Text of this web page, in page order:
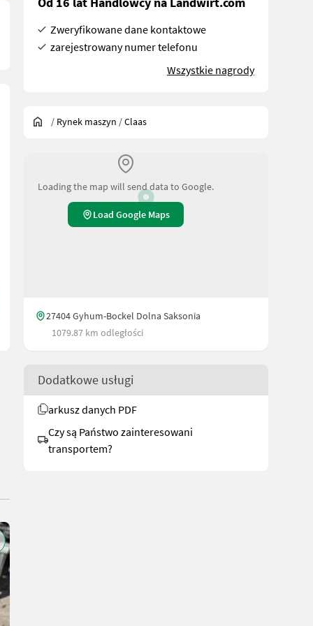
Zweryfikowane dane kontaktowe
zarejestrowany numer telefonu
Wszystkie nagrody
/ Rynek maszyn /Claas
Loading the map will send data to Google.
Load Google Maps
27404 Gyhum-Bockel Dolna Saksonia
1079.87 km odległości
Dodatkowe usługi
arkusz danych PDF
Czy są Państwo zainteresowani
transportem?